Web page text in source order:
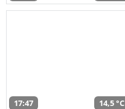
17:47 14,5 °C